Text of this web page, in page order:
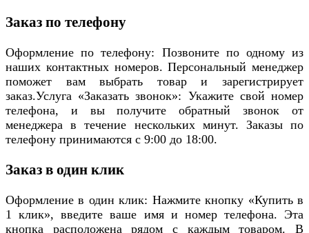
Заказ по телефону
Оформление по телефону: Позвоните по одному из
наших контактных номеров. Персональный менеджер
поможет вам выбрать товар и зарегистрирует
заказ.Услуга «Заказать звонок»: Укажите свой номер
телефона, и вы получите обратный звонок от
менеджера в течение нескольких минут. Заказы по
телефону принимаются с 9:00 до 18:00.
Заказ в один клик
Оформление в один клик: Нажмите кнопку «Купить в
1 клик», введите ваше имя и номер телефона. Эта
кнопка расположена рядом с каждым товаром. В